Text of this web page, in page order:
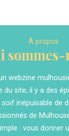
À propos
sommes-
webzine
du site, il y a des
soif inépuisable de
de
: vous donner